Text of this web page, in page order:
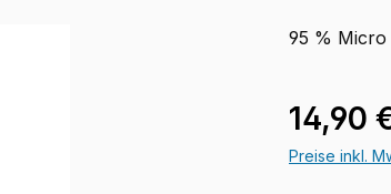
95 % Micro
Regulärer
14,90
Preise inkl.